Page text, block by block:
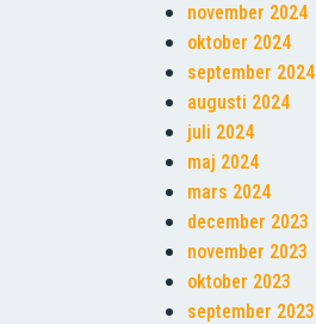
november 2024
oktober 2024
september 2024
augusti 2024
juli 2024
maj 2024
mars 2024
december 2023
november 2023
oktober 2023
september 2023